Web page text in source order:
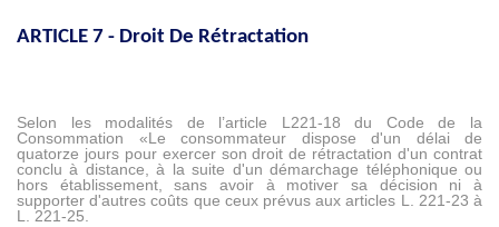
ARTICLE 7 - Droit De Rétractation
Selon les modalités de l’article L221-18 du Code de la
Consommation «Le consommateur dispose d'un délai de
quatorze jours pour exercer son droit de rétractation d'un contrat
conclu à distance, à la suite d'un démarchage téléphonique ou
hors établissement, sans avoir à motiver sa décision ni à
supporter d'autres coûts que ceux prévus aux articles L. 221-23 à
L. 221-25.